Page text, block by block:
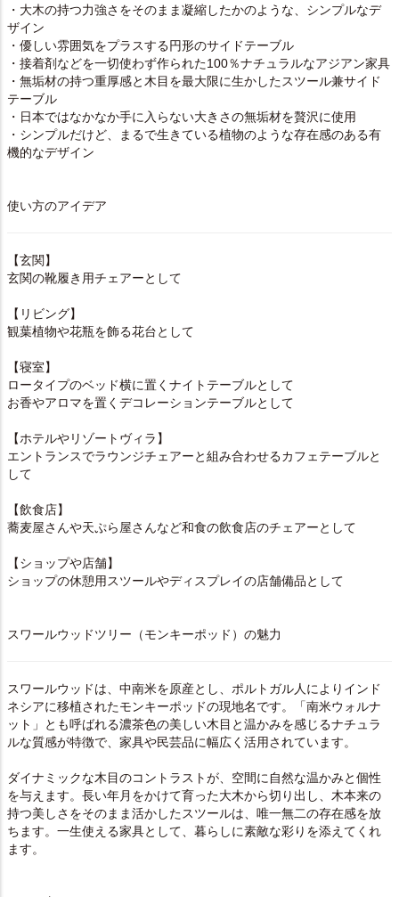
・大木の持つ力強さをそのまま凝縮したかのような、シンプルなデ
ザイン
・優しい雰囲気をプラスする円形のサイドテーブル
・接着剤などを一切使わず作られた100％ナチュラルなアジアン家具
・無垢材の持つ重厚感と木目を最大限に生かしたスツール兼サイド
テーブル
・日本ではなかなか手に入らない大きさの無垢材を贅沢に使用
・シンプルだけど、まるで生きている植物のような存在感のある有
機的なデザイン
使い方のアイデア
【玄関】
玄関の靴履き用チェアーとして
【リビング】
観葉植物や花瓶を飾る花台として
【寝室】
ロータイプのベッド横に置くナイトテーブルとして
お香やアロマを置くデコレーションテーブルとして
【ホテルやリゾートヴィラ】
エントランスでラウンジチェアーと組み合わせるカフェテーブルと
して
【飲食店】
蕎麦屋さんや天ぷら屋さんなど和食の飲食店のチェアーとして
【ショップや店舗】
ショップの休憩用スツールやディスプレイの店舗備品として
スワールウッドツリー（モンキーポッド）の魅力
スワールウッドは、中南米を原産とし、ポルトガル人によりインド
ネシアに移植されたモンキーポッドの現地名です。「南米ウォルナ
ット」とも呼ばれる濃茶色の美しい木目と温かみを感じるナチュラ
ルな質感が特徴で、家具や民芸品に幅広く活用されています。
ダイナミックな木目のコントラストが、空間に自然な温かみと個性
を与えます。長い年月をかけて育った大木から切り出し、木本来の
持つ美しさをそのまま活かしたスツールは、唯一無二の存在感を放
ちます。一生使える家具として、暮らしに素敵な彩りを添えてくれ
ます。